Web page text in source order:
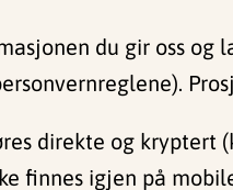
du gir oss og
direkte og kryptert
finnes igjen på